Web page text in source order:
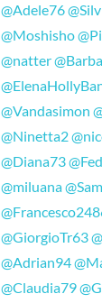
@Adele76
@Moshisho
@natter
@Vandasimon
@Ninetta2
@Diana73
@miluana
@GiorgioTr63
@Adrian94
@Claudia79